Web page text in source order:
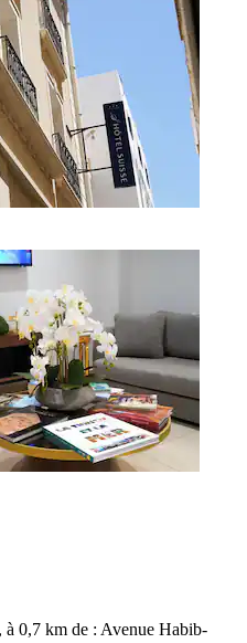
0,7 km de : Avenue Habib-